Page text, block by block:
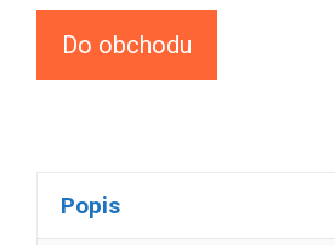
Do obchodu
Popis